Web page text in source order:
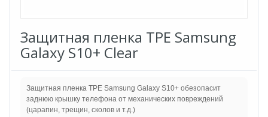
Защитная пленка TPE Samsung
Galaxy S10+ Clear
Защитная пленка TPE Samsung Galaxy S10+ обезопасит
заднюю крышку телефона от механических повреждений
(царапин, трещин, сколов и т.д.)